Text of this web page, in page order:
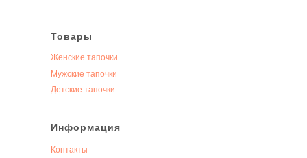
Товары
Женские тапочки
Мужские тапочки
Детские тапочки
Информация
Контакты